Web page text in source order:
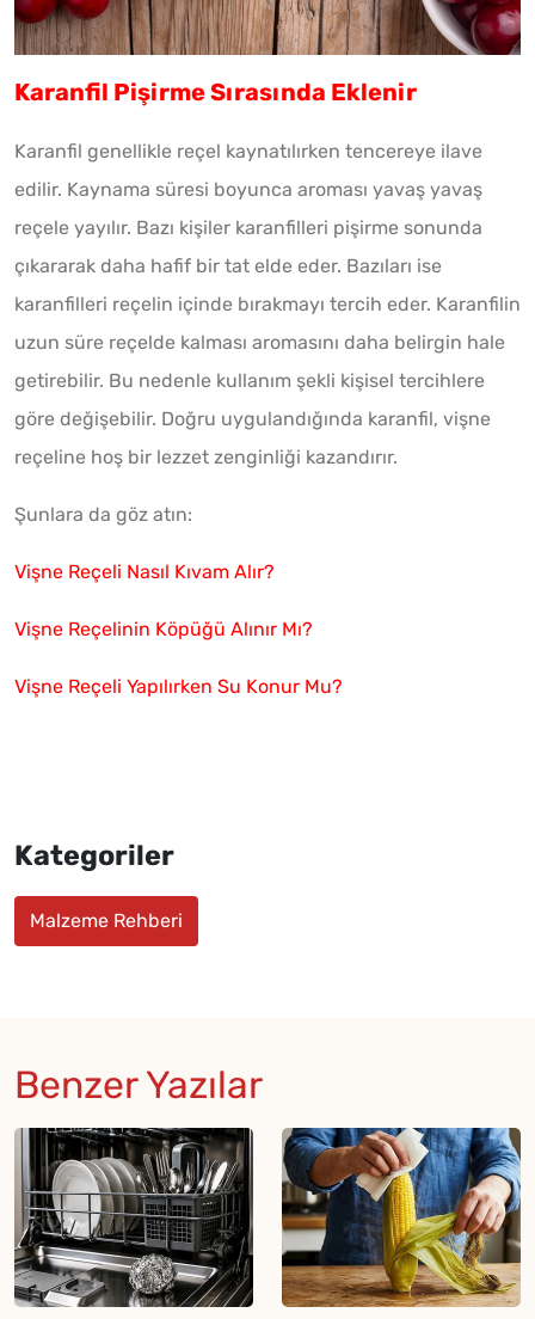
Karanfil Pişirme Sırasında Eklenir
Karanfil genellikle reçel kaynatılırken tencereye ilave
edilir. Kaynama süresi boyunca aroması yavaş yavaş
reçele yayılır. Bazı kişiler karanfilleri pişirme sonunda
çıkararak daha hafif bir tat elde eder. Bazıları ise
karanfilleri reçelin içinde bırakmayı tercih eder. Karanfilin
uzun süre reçelde kalması aromasını daha belirgin hale
getirebilir. Bu nedenle kullanım şekli kişisel tercihlere
göre değişebilir. Doğru uygulandığında karanfil, vişne
reçeline hoş bir lezzet zenginliği kazandırır.
Şunlara da göz atın:
Vişne Reçeli Nasıl Kıvam Alır?
Vişne Reçelinin Köpüğü Alınır Mı?
Vişne Reçeli Yapılırken Su Konur Mu?
Kategoriler
Malzeme Rehberi
Benzer Yazılar